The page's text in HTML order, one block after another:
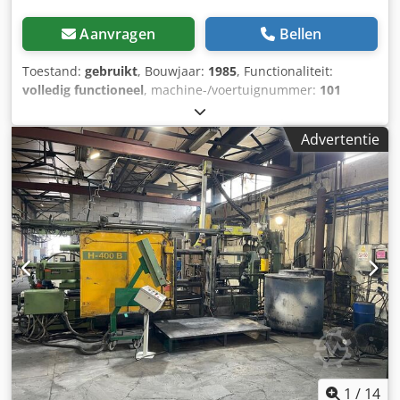
Aanvragen Bellen
Toestand: gebruikt, Bouwjaar: 1985, Functionaliteit:
volledig functioneel, machine-/voertuignummer: 101
3.100 mm
mm, ingangsspanning:380 V, totaalgewicht:40.000 kg, •
Buhler 840T Dedjzabp Sjpfx Acljck • Serienummer 101
125664 • Bouwjaar 1985 • Gerenoveerd en geïnstalleerd in
2016 door PVM in Duitsland. • Werkt op 3-fase 380V •
Originele Intercirc-machine met bedrading en
handleidingen • Voorzien van nieuw bedieningspaneel in
2016. • Nieuwe pomp gemonteerd in 2025 • Gewicht circa
40T • Lengte 10 meter / breedte 3,1 meter / hoogte 2,8
meter • Elektrische Morgan oven 72kW • Colosio
automatische lepelinstallatie. Werkende machine voor het
produceren van aluminium componenten tot 6kg
gietgewicht, recent nog in gebruik april 2026. Koper
verantwoordelijk voor demontage, verplaatsing en
transport.
Advertentie
1 / 14